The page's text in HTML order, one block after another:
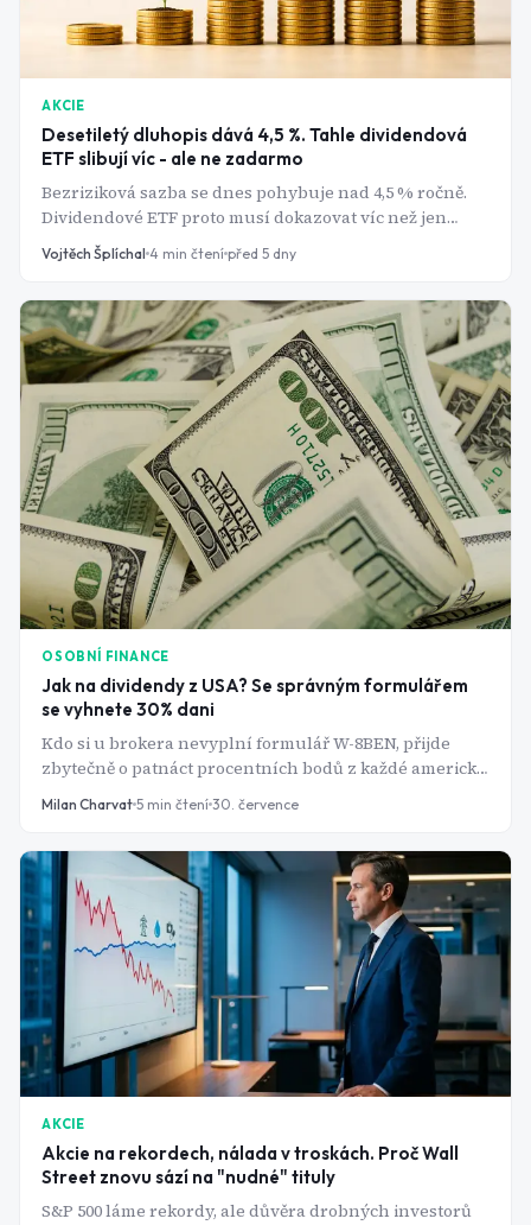
AKCIE
Desetiletý dluhopis dává 4,5 %. Tahle dividendová
ETF slibují víc - ale ne zadarmo
Bezriziková sazba se dnes pohybuje nad 4,5 % ročně.
Dividendové ETF proto musí dokazovat víc než jen
vyplácet - a rozdíly mezi nejznámějšími fondy jsou
letos hlubší, než se na první pohled zdá.
Vojtěch Šplíchal 4 min čtení před 5 dny
OSOBNÍ FINANCE
Jak na dividendy z USA? Se správným formulářem
se vyhnete 30% dani
Kdo si u brokera nevyplní formulář W-8BEN, přijde
zbytečně o patnáct procentních bodů z každé americké
funguje srážková daň, kam patří dividendy v přiznání a
Milan Charvat 5 min čtení 30. července
AKCIE
Akcie na rekordech, nálada v troskách. Proč Wall
Street znovu sází na "nudné" tituly
S&P 500 láme rekordy, ale důvěra drobných investorů